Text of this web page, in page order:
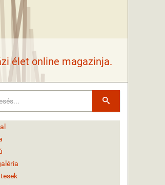
élet online magazinja.